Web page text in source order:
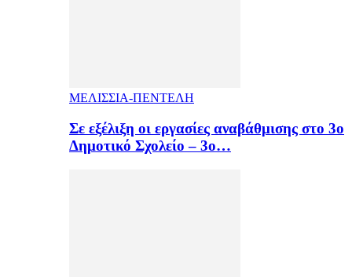
ΜΕΛΙΣΣΙΑ-ΠΕΝΤΕΛΗ
Σε εξέλιξη οι εργασίες αναβάθμισης στο 3ο
Δημοτικό Σχολείο – 3ο…